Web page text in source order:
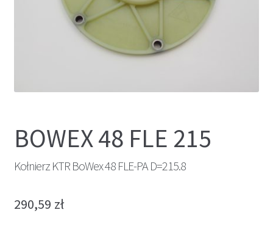
BOWEX 48 FLE 215
Kołnierz KTR BoWex 48 FLE-PA D=215.8
290,59 zł